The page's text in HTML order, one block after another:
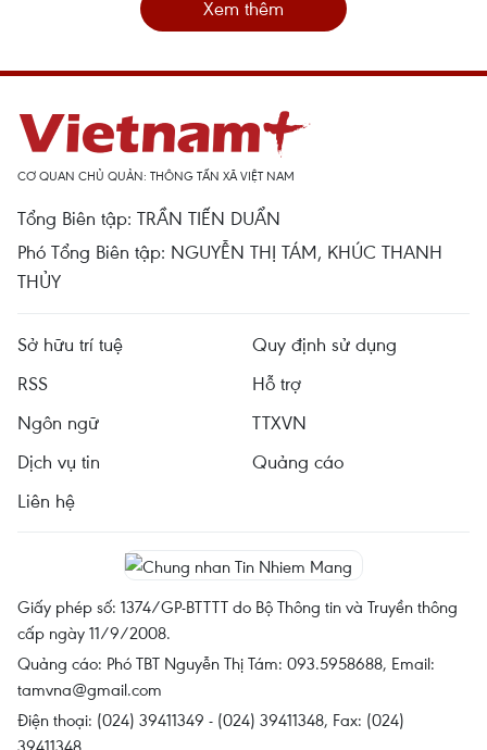
Xem thêm
CƠ QUAN CHỦ QUẢN: THÔNG TẤN XÃ VIỆT NAM
Tổng Biên tập: TRẦN TIẾN DUẨN
Phó Tổng Biên tập: NGUYỄN THỊ TÁM, KHÚC THANH
THỦY
Sở hữu trí tuệ
Quy định sử dụng
RSS
Hỗ trợ
Ngôn ngữ
TTXVN
Dịch vụ tin
Quảng cáo
Liên hệ
Giấy phép số: 1374/GP-BTTTT do Bộ Thông tin và Truyền thông
cấp ngày 11/9/2008.
Quảng cáo: Phó TBT Nguyễn Thị Tám: 093.5958688, Email:
tamvna@gmail.com
Điện thoại: (024) 39411349 - (024) 39411348, Fax: (024)